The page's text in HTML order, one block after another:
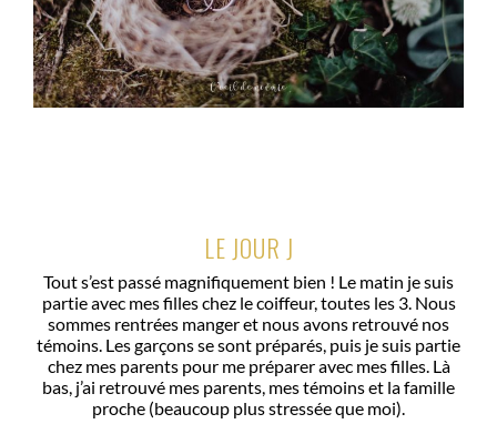
LE JOUR J
Tout s’est passé magnifiquement bien ! Le matin je suis
partie avec mes filles chez le coiffeur, toutes les 3. Nous
sommes rentrées manger et nous avons retrouvé nos
témoins. Les garçons se sont préparés, puis je suis partie
chez mes parents pour me préparer avec mes filles. Là
bas, j’ai retrouvé mes parents, mes témoins et la famille
proche (beaucoup plus stressée que moi).